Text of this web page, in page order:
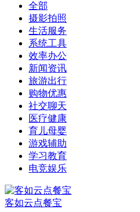
全部
摄影拍照
生活服务
系统工具
效率办公
新闻资讯
旅游出行
购物优惠
社交聊天
医疗健康
育儿母婴
游戏辅助
学习教育
电竞娱乐
客如云点餐宝